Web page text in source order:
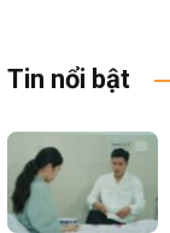
Tin nổi bật